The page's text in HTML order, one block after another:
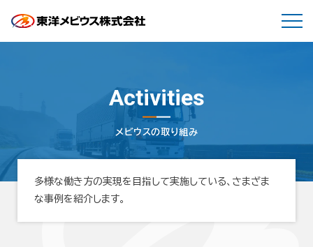
Activities
メビウスの取り組み
多様な働き方の実現を目指して実施している、さまざま
な事例を紹介します。